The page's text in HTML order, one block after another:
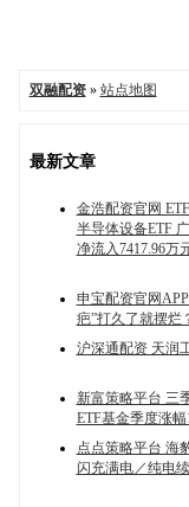
双融配资» 站点地图
最新文章
金浩配资官网
半导体设备ETF
净流入7417.96万
申宝配资官网
疤”打久了就摆烂
沪深通配资 天润
新富策略平台 三
ETF基金季度涨幅
点点策略平台 海
闪充满电／纯电